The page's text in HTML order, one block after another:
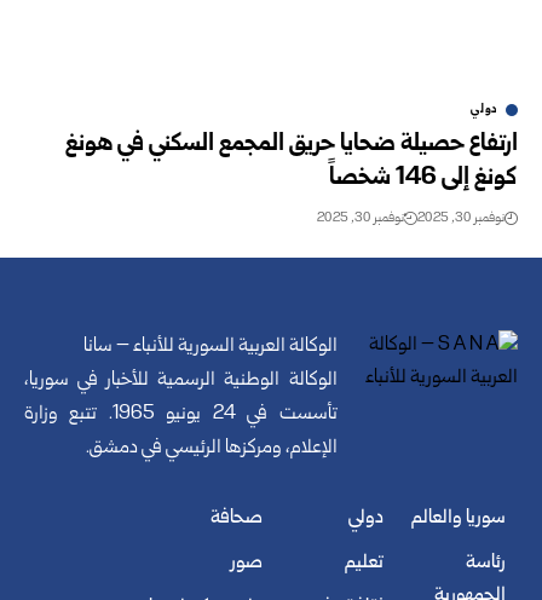
دولي
ارتفاع حصيلة ضحايا حريق المجمع السكني في هونغ
كونغ إلى 146 شخصاً
نوفمبر 30, 2025 نوفمبر 30, 2025
الوكالة العربية السورية للأنباء – سانا
الوكالة الوطنية الرسمية للأخبار في سوريا،
تأسست في 24 يونيو 1965. تتبع وزارة
الإعلام، ومركزها الرئيسي في دمشق.
سوريا والعالم
رئاسة
دولي
تعليم
صحافة
صور